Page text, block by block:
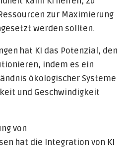
zur Maximierung
werden sollten.
hat KI das Potenzial, den
indem es ein
ökologischer Systeme
und Geschwindigkeit
von
hat die Integration von KI